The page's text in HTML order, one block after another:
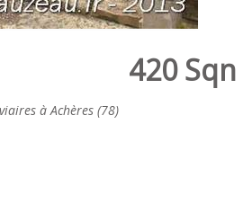
420 Sqn
à Achères (78)